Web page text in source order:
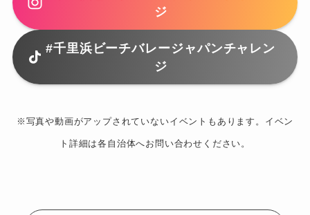
ジ
#千里浜ビーチバレージャパンチャレン
ジ
※写真や動画がアップされていないイベントもあります。イベン
ト詳細は各自治体へお問い合わせください。